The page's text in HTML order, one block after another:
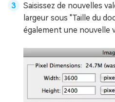
Saisissez de nouvelles
largeur sous "Taille du
également une nouvelle